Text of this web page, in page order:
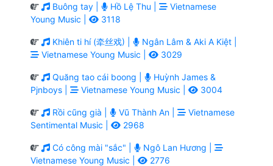
Buông tay | Hồ Lệ Thu |
Vietnamese
Young Music |
3118
Khiên ti hí (牵丝戏) |
Ngân Lâm & Aki A Kiệt |
Vietnamese Young Music |
3029
Quăng tao cái boong |
Huỳnh James &
Pjnboys |
Vietnamese Young Music | 3004
Rồi cũng già | Vũ Thành An |
Vietnamese
Sentimental Music |
2968
Có công mài "sắc" |
Ngô Lan Hương |
Vietnamese Young Music |
2776